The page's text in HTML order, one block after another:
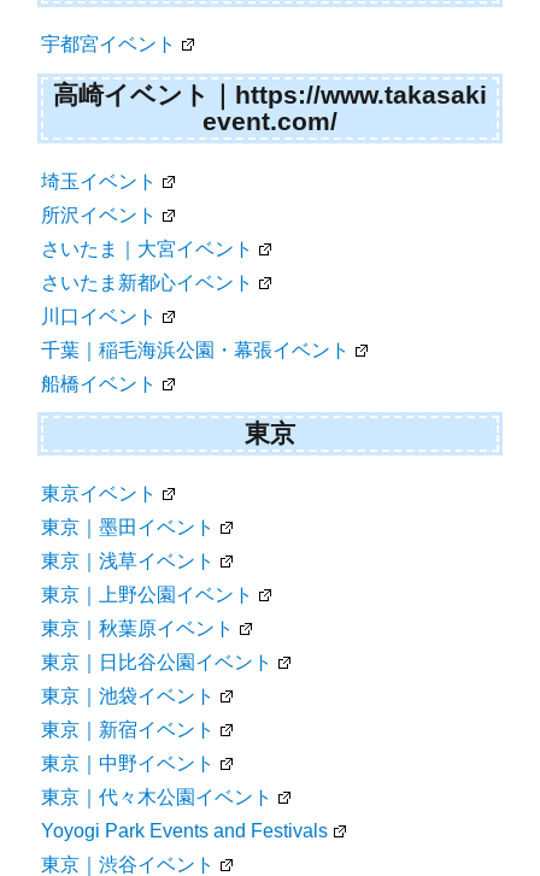
宇都宮イベント
高崎イベント｜https://www.takasaki
event.com/
埼玉イベント
所沢イベント
さいたま｜大宮イベント
さいたま新都心イベント
川口イベント
千葉｜稲毛海浜公園・幕張イベント
船橋イベント
東京
東京イベント
東京｜墨田イベント
東京｜浅草イベント
東京｜上野公園イベント
東京｜秋葉原イベント
東京｜日比谷公園イベント
東京｜池袋イベント
東京｜新宿イベント
東京｜中野イベント
東京｜代々木公園イベント
Yoyogi Park Events and Festivals
東京｜渋谷イベント